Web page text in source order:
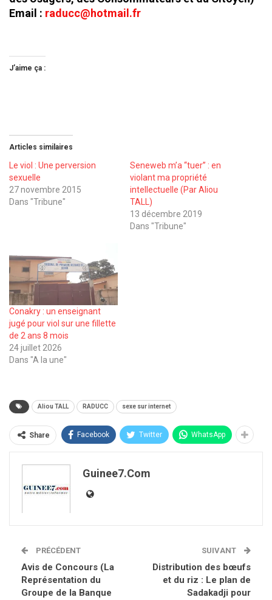
Email : raducc@hotmail.fr
J’aime ça :
Articles similaires
Le viol : Une perversion
sexuelle
27 novembre 2015
Dans "Tribune"
Seneweb m’a ‘‘tuer’’ : en
violant ma propriété
intellectuelle (Par Aliou
TALL)
13 décembre 2019
Dans "Tribune"
Conakry : un enseignant
jugé pour viol sur une fillette
de 2 ans 8 mois
24 juillet 2026
Dans "A la une"
Aliou TALL RADUCC sexe sur internet
Share Facebook Twitter WhatsApp
Guinee7.com
PRÉCÉDENT
Avis de Concours (La
Représentation du
Groupe de la Banque
SUIVANT
Distribution des bœufs
et du riz : Le plan de
Sadakadji pour